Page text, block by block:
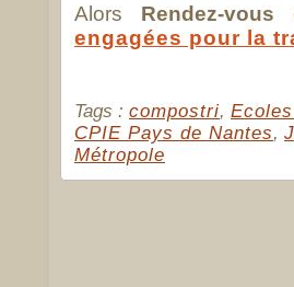
Alors Rendez-
engagées pour la
Tags : compostri,
CPIE Pays de Nantes,
Métropole